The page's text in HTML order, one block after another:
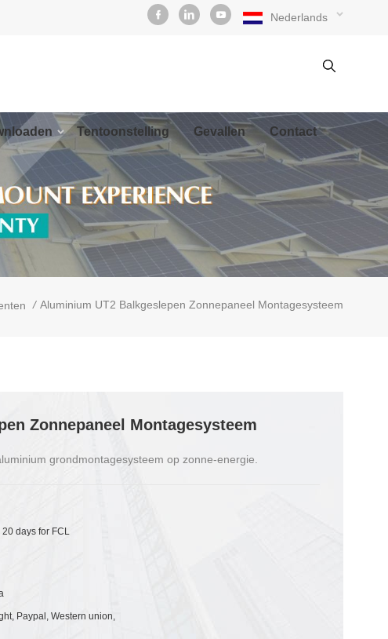
Nederlands
Tentoonstelling Gevallen Contact
/ Aluminium UT2 Balkgeslepen Zonnepaneel Montagesysteem
Zonnepaneel Montagesysteem
grondmontagesysteem op zonne-energie.
days for FCL
Paypal, Western union,